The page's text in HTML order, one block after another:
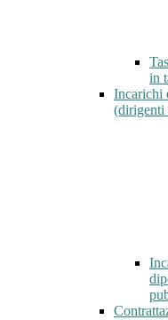
in
Incarichi
(dirigenti